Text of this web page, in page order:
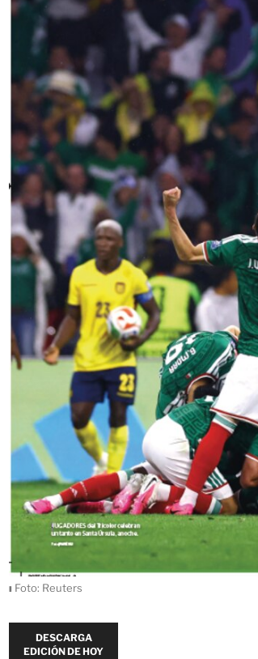
ı Foto: Reuters
DESCARGA
EDICIÓN DE HOY